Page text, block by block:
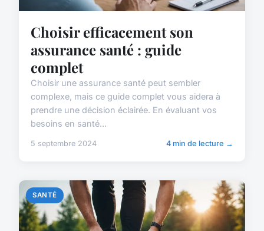
Choisir efficacement son
assurance santé : guide
complet
Choisir une assurance santé peut sembler
complexe, mais ce guide complet vous aidera à
prendre une décision éclairée. En évaluant vos
besoins en santé...
5 septembre 2024 4 min de lecture →
SANTÉ